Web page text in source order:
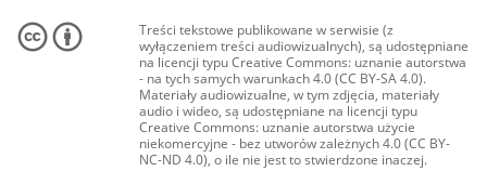
Treści tekstowe publikowane w serwisie (z
wyłączeniem treści audiowizualnych), są udostępniane
na licencji typu Creative Commons: uznanie autorstwa
- na tych samych warunkach 4.0 (CC BY-SA 4.0).
Materiały audiowizualne, w tym zdjęcia, materiały
audio i wideo, są udostępniane na licencji typu
Creative Commons: uznanie autorstwa użycie
niekomercyjne - bez utworów zależnych 4.0 (CC BY-
NC-ND 4.0), o ile nie jest to stwierdzone inaczej.